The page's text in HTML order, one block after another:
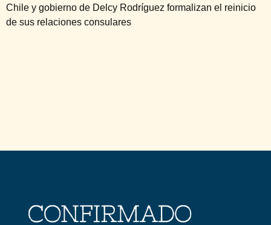
Chile y gobierno de Delcy Rodríguez formalizan el reinicio
de sus relaciones consulares